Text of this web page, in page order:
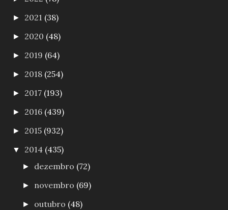
► 2021 (38)
► 2020 (48)
► 2019 (64)
► 2018 (254)
► 2017 (193)
► 2016 (439)
► 2015 (932)
▼ 2014 (435)
► dezembro (72)
► novembro (69)
► outubro (48)